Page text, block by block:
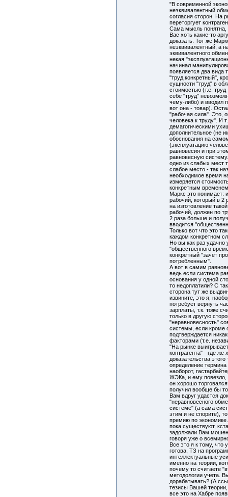
"В современной
неэквивалентный
согласия сторон. На
переторгует
Сама мысль понятна,
Вас хоть какие-то
доказать. Тот же
неэквивалентный, а
эквивалентного
некая
начинал
появляется два вида
"труд конкретный",
сущности "труд" в
стоимостью (т.е.
себе "труд"
чему-либо) и вводил
вот она - товар).
"рабочая сила". Это,
человека к труду". И
демагогическими
дополнительное (не
обоснования на
(эксплуатацию
равновесия и при
равновесную
одно из слабых мест
слабое место - так
необходимое время
измеряется
конкретным
Маркс это понимает:
рабочий, который в 2
на изготовление
рабочий, должен по
2 раза больше и
вводится
Только вот что это
каждом конкретном
Но вы как раз удачно
"общественного
конкретный "зачет
потребленным".
А вот в самим
ведь если система
основания у одной
то недоплатили? С
сторона тут же
извините, это я,
потребует вернуть
зарплаты, т.к. тоже
только в другую
"неравновесность"
системы, если кроме
подтверждается
факторами (т.е.
"На рынке выигрывает
контрагента" - где же
доказательства
определение
наоборот,
ЖЭКа, и ему повезло,
он хорошо
получил вообще бы
Вам вдруг удастся
"неравновесного
системе" (а сама
этим и не спорите),
премию по
пока существуют,
задолжали Вам
говоря уже о
Все это я к тому, что
готова, ТЗ на
интеллектуальные
именно на теории,
почему то считаете
методологии учета.
дорабатывать? (А
тезисы Вашей
все это на Хабре